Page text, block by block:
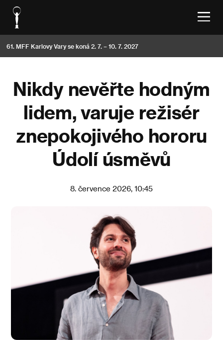
61. MFF Karlovy Vary se koná 2. 7. – 10. 7. 2027
Nikdy nevěřte hodným
lidem, varuje režisér
znepokojivého hororu
Údolí úsměvů
8. července 2026, 10:45